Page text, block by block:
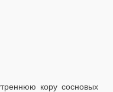
кору сосновых